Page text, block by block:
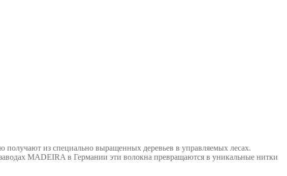
из специально выращенных деревьев в управляемых лесах.
MADEIRA в Германии эти волокна превращаются в уникальные нитки